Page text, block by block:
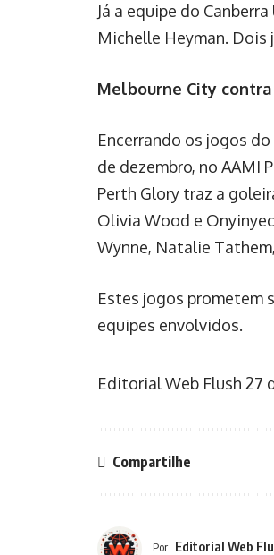
Já a equipe do
Michelle Heyman.
Melbourne City
Encerrando os jogos
de dezembro, no AAMI
Perth Glory traz a
Olivia Wood e
Wynne, Natalie
Estes jogos prometem
equipes envolvidos.
Editorial Web Flush 27
Compartilhe
Por Editorial Web